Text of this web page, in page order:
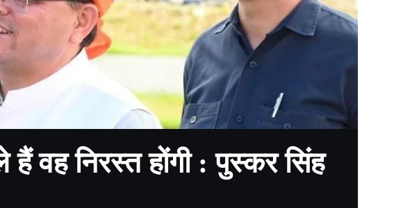
हैं वह निरस्त होंगी : पुस्कर सिंह